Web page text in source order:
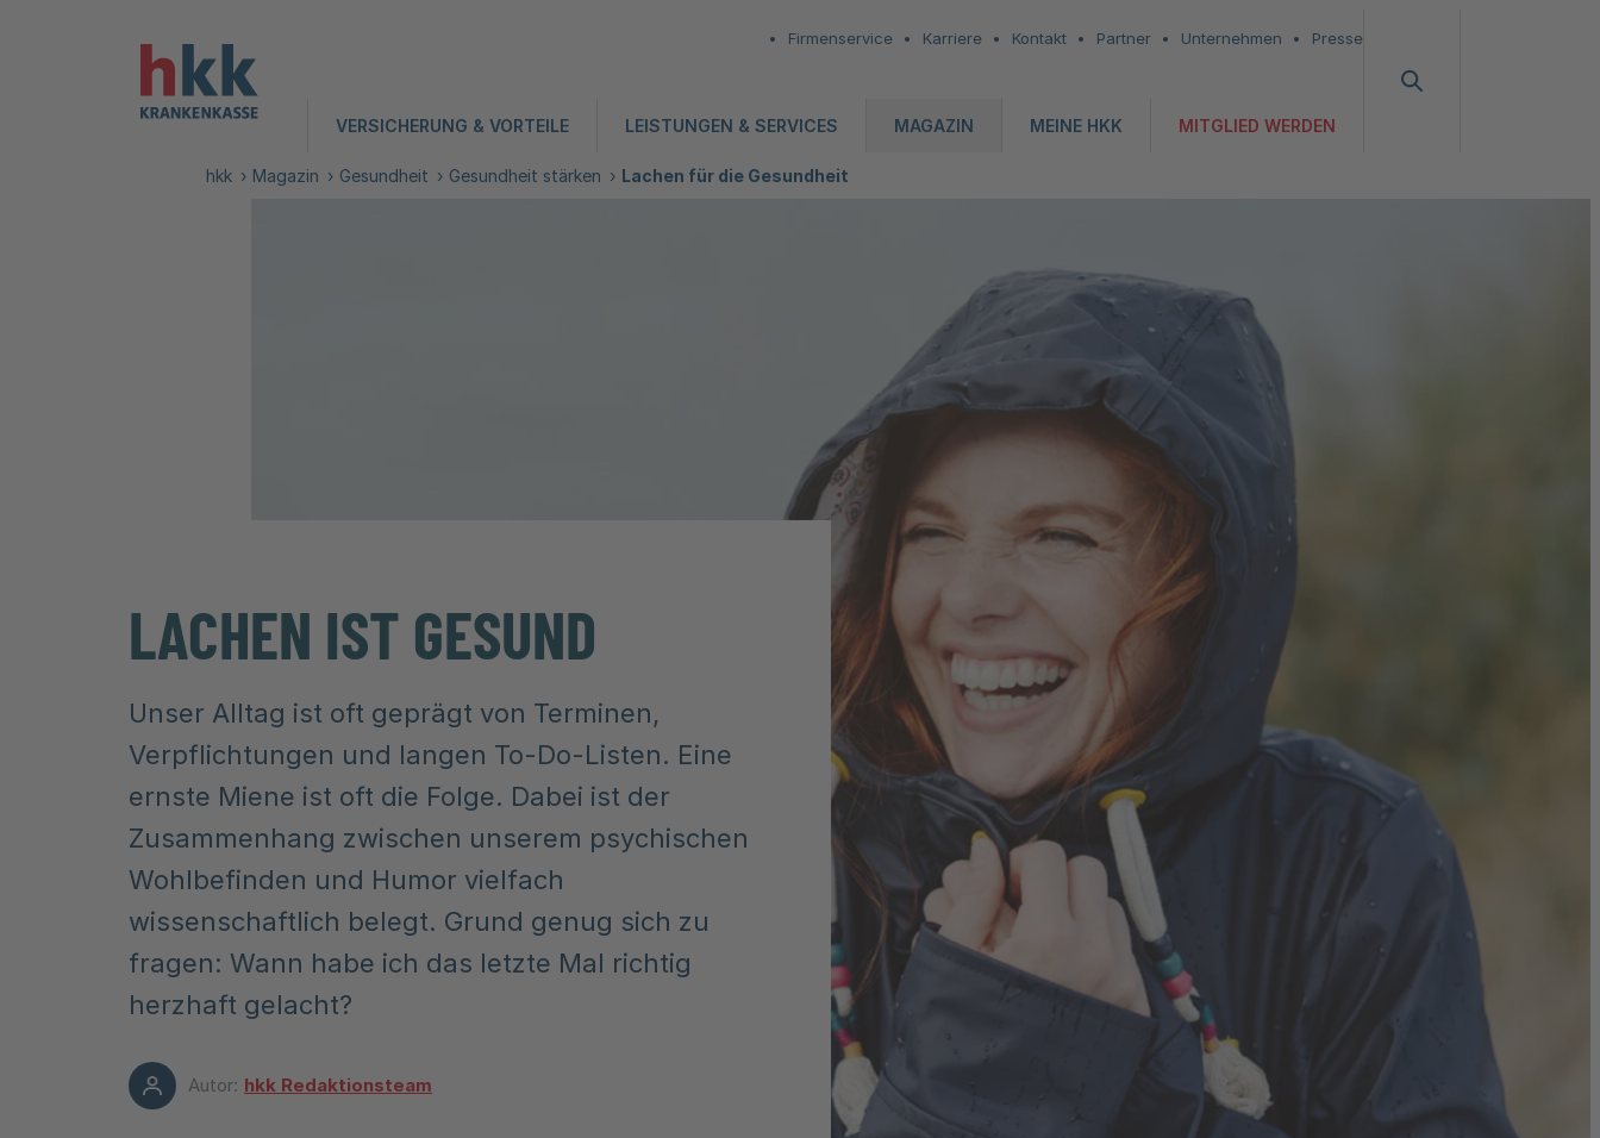
Firmenservice Karriere Kontakt Partner Unternehmen Presse
VERSICHERUNG & VORTEILE LEISTUNGEN & SERVICES MAGAZIN MEINE HKK MITGLIED WERDEN
hkk Magazin Gesundheit Gesundheit stärken Lachen für die Gesundheit
LACHEN IST GESUND
Unser Alltag ist oft geprägt von Terminen,
Verpflichtungen und langen To-Do-Listen. Eine
ernste Miene ist oft die Folge. Dabei ist der
Zusammenhang zwischen unserem psychischen
Wohlbefinden und Humor vielfach
wissenschaftlich belegt. Grund genug sich zu
fragen: Wann habe ich das letzte Mal richtig
herzhaft gelacht?
Autor: hkk Redaktionsteam